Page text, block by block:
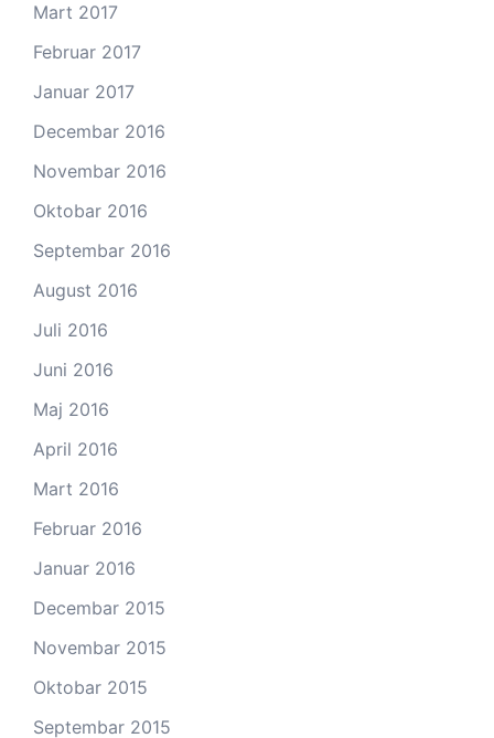
Mart 2017
Februar 2017
Januar 2017
Decembar 2016
Novembar 2016
Oktobar 2016
Septembar 2016
August 2016
Juli 2016
Juni 2016
Maj 2016
April 2016
Mart 2016
Februar 2016
Januar 2016
Decembar 2015
Novembar 2015
Oktobar 2015
Septembar 2015